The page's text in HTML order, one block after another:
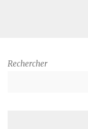
Rechercher